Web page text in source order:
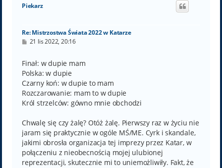
Piekarz
Re: Mistrzostwa Świata 2022 w Katarze
P
t
21 lis 2022, 20:16
Finał: w dupie mam
Polska: w dupie
Czarny koń: w dupie to mam
Rozczarowanie: mam to w dupie
Król strzelców: gówno mnie obchodzi
Chwalę się czy żalę? Otóż żalę. Pierwszy raz w życiu nie
jaram się praktycznie w ogóle MŚ/ME. Cyrk i skandale,
jakimi obrosła organizacja tej imprezy przez Katar, w
połączeniu z nieobecnością mojej ulubionej
reprezentacji, skutecznie mi to uniemożliwiły. Fakt, że